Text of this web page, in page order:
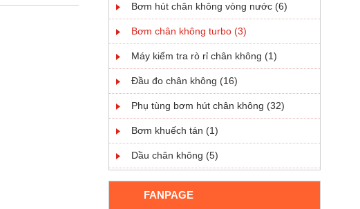
Bơm hút chân không vòng nước (6)
Bơm chân không turbo (3)
Máy kiểm tra rò rỉ chân không (1)
Đầu đo chân không (16)
Phụ tùng bơm hút chân không (32)
Bơm khuếch tán (1)
Dầu chân không (5)
FANPAGE